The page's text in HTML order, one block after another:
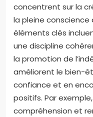
concentrent sur la
la pleine conscience
éléments clés
une discipline
la promotion de
améliorent le bien-
confiance et en
positifs. Par
compréhension et